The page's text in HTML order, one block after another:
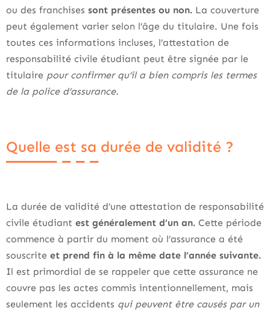
ou des franchises sont présentes ou non. La couverture
peut également varier selon l’âge du titulaire. Une fois
toutes ces informations incluses, l’attestation de
responsabilité civile étudiant peut être signée par le
titulaire pour confirmer qu’il a bien compris les termes
de la police d’assurance.
Quelle est sa durée de validité ?
La durée de validité d’une attestation de responsabilité
civile étudiant est généralement d’un an. Cette période
commence à partir du moment où l’assurance a été
souscrite et prend fin à la même date l’année suivante.
Il est primordial de se rappeler que cette assurance ne
couvre pas les actes commis intentionnellement, mais
seulement les accidents qui peuvent être causés par un